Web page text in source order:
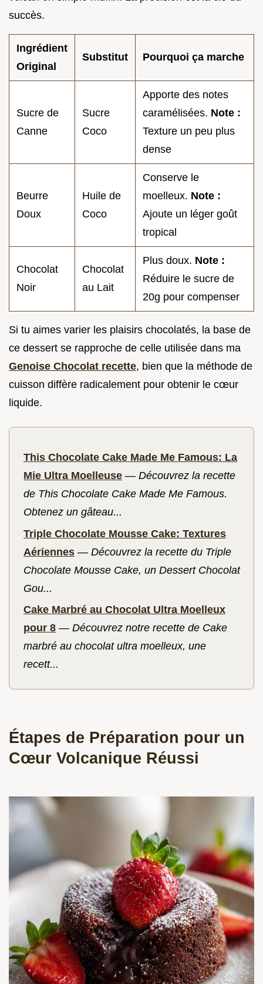
succès.
Ingrédient
Original
Substitut Pourquoi ça marche
Sucre de
Canne
Sucre
Coco
Apporte des notes
caramélisées. Note :
Texture un peu plus
dense
Beurre
Doux
Huile de
Coco
Conserve le
moelleux. Note :
Ajoute un léger goût
tropical
Chocolat
Noir
Chocolat
au Lait
Plus doux. Note :
Réduire le sucre de
20g pour compenser
Si tu aimes varier les plaisirs chocolatés, la base de
ce dessert se rapproche de celle utilisée dans ma
Genoise Chocolat recette, bien que la méthode de
cuisson diffère radicalement pour obtenir le cœur
liquide.
This Chocolate Cake Made Me Famous: La
Mie Ultra Moelleuse — Découvrez la recette
de This Chocolate Cake Made Me Famous.
Obtenez un gâteau...
Triple Chocolate Mousse Cake: Textures
Aériennes — Découvrez la recette du Triple
Chocolate Mousse Cake, un Dessert Chocolat
Gou...
Cake Marbré au Chocolat Ultra Moelleux
pour 8 — Découvrez notre recette de Cake
marbré au chocolat ultra moelleux, une
recett...
Étapes de Préparation pour un
Cœur Volcanique Réussi